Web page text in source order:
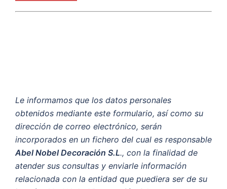
Le informamos que los datos personales
obtenidos mediante este formulario, así como su
dirección de correo electrónico, serán
incorporados en un fichero del cual es responsable
Abel Nobel Decoración S.L., con la finalidad de
atender sus consultas y enviarle información
relacionada con la entidad que puediera ser de su